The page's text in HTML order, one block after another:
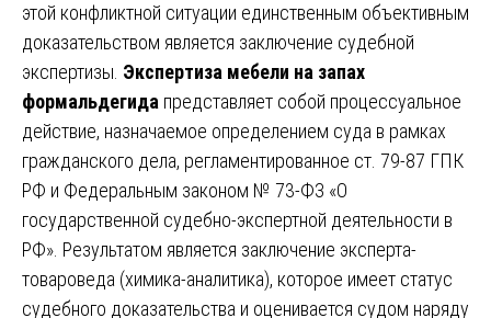
этой конфликтной ситуации единственным объективным
доказательством является заключение судебной
экспертизы. Экспертиза мебели на запах
формальдегида представляет собой процессуальное
действие, назначаемое определением суда в рамках
гражданского дела, регламентированное ст. 79-87 ГПК
РФ и Федеральным законом № 73-ФЗ «О
государственной судебно-экспертной деятельности в
РФ». Результатом является заключение эксперта-
товароведа (химика-аналитика), которое имеет статус
судебного доказательства и оценивается судом наряду